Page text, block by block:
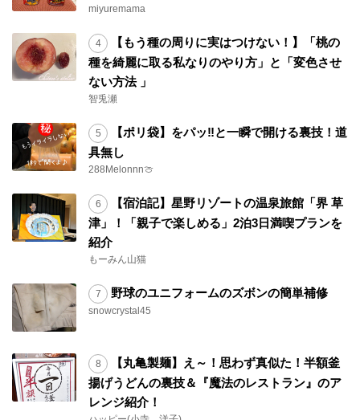
miyuremama
【もう種の周りに実はつけない！】「桃の
種を綺麗に取る私なりのやり方」と「変色させ
ない方法 」
智兎瀬
【ポリ袋】をパッ‼と一瞬で開ける裏技！道
具無し
288Melonnn🍈
【宿泊記】星野リゾートの温泉旅館「界 草
津」！「親子で楽しめる」2泊3日満喫プランを
紹介
もーみん山猫
野球のユニフォームのズボンの簡単補修
snowcrystal45
【丸亀製麺】え～！思わず真似た！半額釜
揚げうどんの裏技＆『魔法のレストラン』のア
レンジ紹介！